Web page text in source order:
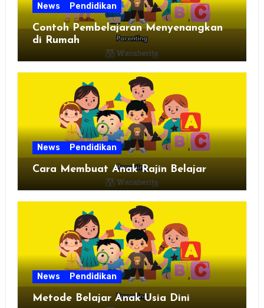
News Pendidikan
Contoh Pembelajaran Menyenangkan
di Rumah
News Pendidikan
Cara Membuat Anak Rajin Belajar
News Pendidikan
Metode Belajar Anak Usia Dini